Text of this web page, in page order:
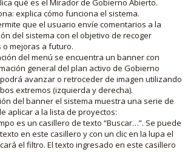
qué es el Mirador de Gobierno Abierto.
explica cómo funciona el sistema.
que el usuario envíe comentarios a la
del sistema con el objetivo de recoger
o mejoras a futuro.
del menú se encuentra un banner con
general del plan activo de Gobierno
avanzar o retroceder de imagen utilizando
extremos (izquierda y derecha).
del banner el sistema muestra una serie de
aplicar a la lista de proyectos:
es un casillero de texto “Buscar…”. Se puede
en este casillero y con un clic en la lupa el
el filtro. El texto ingresado en este casillero